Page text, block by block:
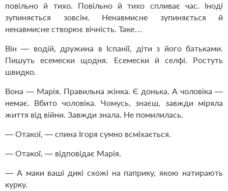
повільно й тихо. Повільно й тихо спливає час. Іноді
зупиняється зовсім. Ненавмисне зупиняється й
ненавмисне створює вічність. Таке…
Він — водій, дружина в Іспанії, діти з його батьками.
Пишуть есемески щодня. Есемески й селфі. Ростуть
швидко.
Вона — Марія. Правильна жінка. Є донька. А чоловіка —
немає. Вбито чоловіка. Чомусь, знаєш, завжди міряла
життя від війни. Завжди знала. Не помилилась.
— Отакої, — спина Ігоря сумно всміхається.
— Отакої, — відповідає Марія.
— А маки ваші дикі схожі на паприку, якою натирають
курку.